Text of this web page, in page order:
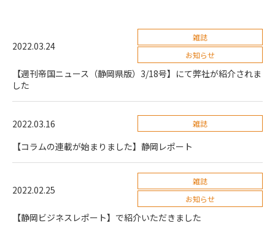
2022.03.24
雑誌
お知らせ
【週刊帝国ニュース（静岡県版）3/18号】にて弊社が紹介されま
した
2022.03.16 雑誌
【コラムの連載が始まりました】静岡レポート
2022.02.25
雑誌
お知らせ
【静岡ビジネスレポート】で紹介いただきました